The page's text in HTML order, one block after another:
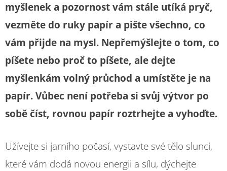
myšlenek a pozornost vám stále utíká pryč,
vezměte do ruky papír a pište všechno, co
vám přijde na mysl. Nepřemýšlejte o tom, co
píšete nebo proč to píšete, ale dejte
myšlenkám volný průchod a umístěte je na
papír. Vůbec není potřeba si svůj výtvor po
sobě číst, rovnou papír roztrhejte a vyhoďte.
Užívejte si jarního počasí, vystavte své tělo slunci,
které vám dodá novou energii a sílu, dýchejte